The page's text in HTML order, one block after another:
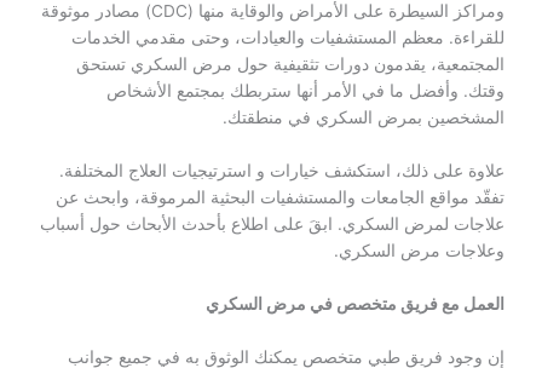
ومراكز السيطرة على الأمراض والوقاية منها (CDC) مصادر موثوقة
للقراءة. معظم المستشفيات والعيادات، وحتى مقدمي الخدمات
المجتمعية، يقدمون دورات تثقيفية حول مرض السكري تستحق
وقتك. وأفضل ما في الأمر أنها ستربطك بمجتمع الأشخاص
المشخصين بمرض السكري في منطقتك.
علاوة على ذلك، استكشف خيارات و استرتيجيات العلاج المختلفة.
تفقّد مواقع الجامعات والمستشفيات البحثية المرموقة، وابحث عن
علاجات لمرض السكري. ابقَ على اطلاع بأحدث الأبحاث حول أسباب
وعلاجات مرض السكري.
العمل مع فريق متخصص في مرض السكري
إن وجود فريق طبي متخصص يمكنك الوثوق به في جميع جوانب